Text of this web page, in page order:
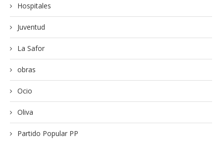
Hospitales
Juventud
La Safor
obras
Ocio
Oliva
Partido Popular PP